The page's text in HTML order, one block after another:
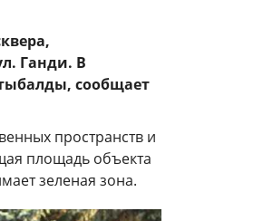
Ганди. В
сообщает
пространств и
площадь объекта
зеленая зона.